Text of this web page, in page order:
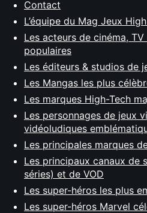
Contact
L’équipe du Mag Jeux
Les acteurs de cinéma,
populaires
Les éditeurs & studios de
Les Mangas les plus
Les marques High-Tech
Les personnages de jeux
vidéoludiques
Les principales marques
Les principaux canaux de
séries) et de VOD
Les super-héros les plus
Les super-héros Marvel